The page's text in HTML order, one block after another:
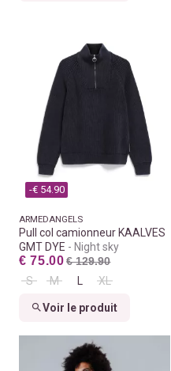
-€ 54.90
ARMEDANGELS
Pull col camionneur KAALVES
GMT DYE
Night sky
€ 75.00 € 129.90
S
M L XL
Voir le produit